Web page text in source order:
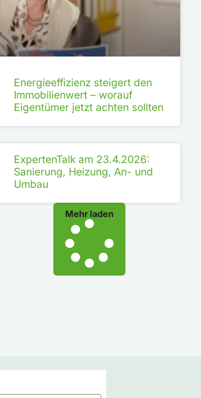
Energieeffizienz steigert den
Immobilienwert – worauf
Eigentümer jetzt achten sollten
ExpertenTalk am 23.4.2026:
Sanierung, Heizung, An- und
Umbau
Mehr laden